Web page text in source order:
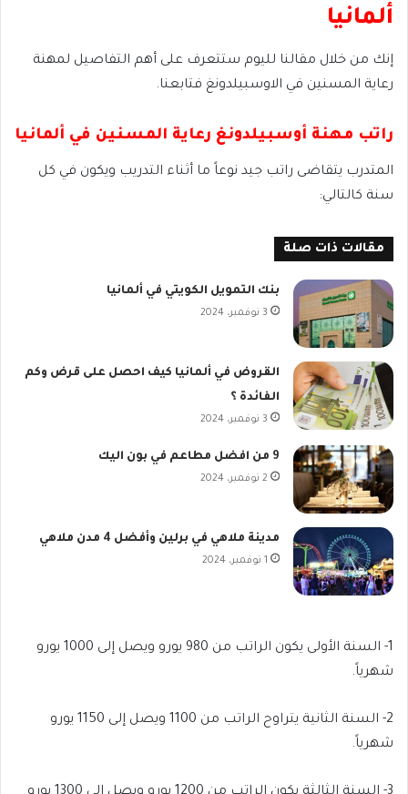
ألمانيا
إنك من خلال مقالنا لليوم ستتعرف على أهم التفاصيل لمهنة
رعاية المسنين في الاوسبيلدونغ فتابعنا.
راتب مهنة أوسبيلدونغ رعاية المسنين في ألمانيا
المتدرب يتقاضى راتب جيد نوعاً ما أثناء التدريب ويكون في كل
سنة كالتالي:
مقالات ذات صلة
بنك التمويل الكويتي في ألمانيا
3 نوفمبر، 2024
القروض في ألمانيا كيف احصل على قرض وكم
الفائدة ؟
3 نوفمبر، 2024
9 من افضل مطاعم في بون اليك
2 نوفمبر، 2024
مدينة ملاهي في برلين وأفضل 4 مدن ملاهي
1 نوفمبر، 2024
1- السنة الأولى يكون الراتب من 980 يورو ويصل إلى 1000 يورو
شهرياً.
2- السنة الثانية يتراوح الراتب من 1100 ويصل إلى 1150 يورو
شهرياً.